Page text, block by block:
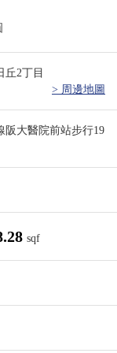
丘2丁目
> 周邊地圖
阪大醫院前站步行19
sqf